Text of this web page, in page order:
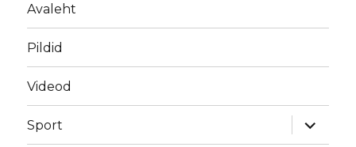
Avaleht
Pildid
Videod
Sport
laienda